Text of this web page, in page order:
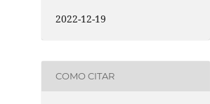
2022-12-19
COMO CITAR